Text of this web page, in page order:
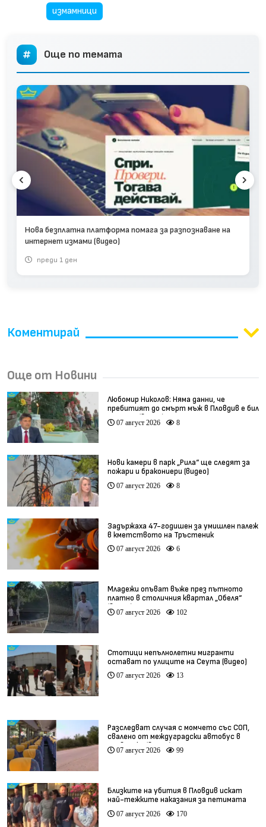
измамници
Още по темата
Нова безплатна платформа помага за разпознаване на
интернет измами (видео)
преди 1 ден
Коментирай
Още от Новини
Любомир Николов: Няма данни, че
пребитият до смърт мъж в Пловдив е бил
педофил (видео)
07 август 2026 8
Нови камери в парк „Рила“ ще следят за
пожари и бракониери (видео)
07 август 2026 8
Задържаха 47-годишен за умишлен палеж
в кметството на Тръстеник
07 август 2026 6
Младежи опъват въже през пътното
платно в столичния квартал „Обеля“
(видео)
07 август 2026 102
Стотици непълнолетни мигранти
остават по улиците на Сеута (видео)
07 август 2026 13
Разследват случая с момчето със СОП,
свалено от междуградски автобус в
Плевенско (видео)
07 август 2026 99
Близките на убития в Пловдив искат
най-тежките наказания за петимата
непълнолетни
07 август 2026 170